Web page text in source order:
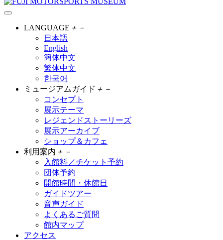
LANGUAGE ＋ －
日本語
English
簡体中文
繁体中文
한국어
ミュージアムガイド ＋ －
コンセプト
展示テーマ
レジェンドストーリーズ
展示アーカイブ
ショップ＆カフェ
利用案内 ＋ －
入館料／チケット予約
団体予約
開館時間・休館日
ガイドツアー
音声ガイド
よくあるご質問
館内マップ
アクセス